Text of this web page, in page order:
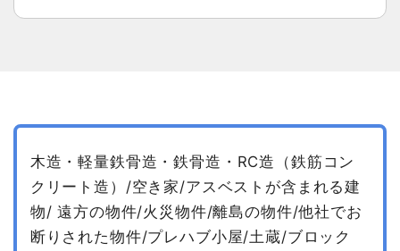
木造・軽量鉄骨造・鉄骨造・RC造（鉄筋コン
クリート造）/空き家/アスベストが含まれる建
物/ 遠方の物件/火災物件/離島の物件/他社でお
断りされた物件/プレハブ小屋/土蔵/ブロック